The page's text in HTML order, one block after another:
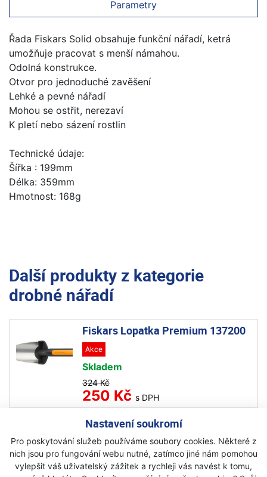
Nastavení soukromí
Pro poskytování služeb používáme soubory cookies. Některé z
nich jsou pro fungování webu nutné, zatímco jiné nám pomohou
vylepšit váš uživatelský zážitek a rychleji vás navést k tomu,
Parametry
Řada Fiskars Solid obsahuje funkční nářadí, ketrá
umožňuje pracovat s menší námahou.
Odolná konstrukce.
Otvor pro jednoduché zavěšení
Lehké a pevné nářadí
Mohou se ostřit, nerezaví
K pletí nebo sázení rostlin
Technické údaje:
Šířka : 199mm
Délka: 359mm
Hmotnost: 168g
Další produkty z kategorie
drobné nářadí
Fiskars Lopatka Premium 137200
Akce
Skladem
324 Kč
250 Kč s DPH
Premium 137210
Akce